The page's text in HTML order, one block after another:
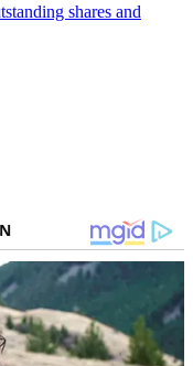
shares and